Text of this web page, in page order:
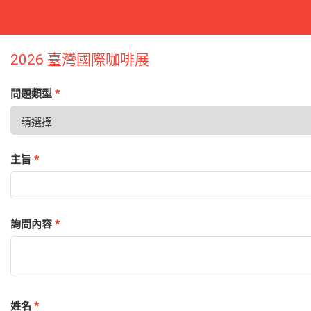
2026 臺灣國際咖啡展
問題類型 *
主旨 *
詢問內容 *
姓名 *